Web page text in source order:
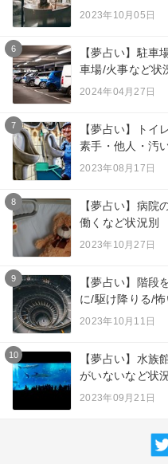
2023年10月05日
6
【夢占い】駐車
車場/火事など状
2024年04月27日
7
【夢占い】トイ
素手・他人・汚
2023年08月17日
8
【夢占い】病院
働くなど状況別
2023年10月27日
9
【夢占い】階段
に/駆け降りる/
2023年10月11日
10
【夢占い】水族
がいないなど状
2023年09月21日